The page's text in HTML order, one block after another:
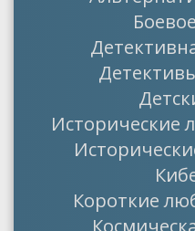
Исторические
Короткие